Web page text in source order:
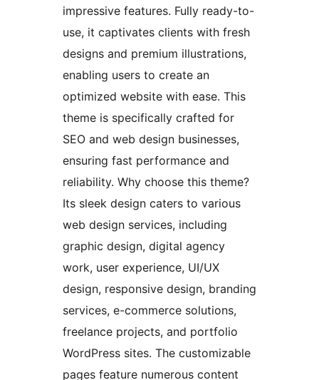
impressive features. Fully ready-to-
use, it captivates clients with fresh
designs and premium illustrations,
enabling users to create an
optimized website with ease. This
theme is specifically crafted for
SEO and web design businesses,
ensuring fast performance and
reliability. Why choose this theme?
Its sleek design caters to various
web design services, including
graphic design, digital agency
work, user experience, UI/UX
design, responsive design, branding
services, e-commerce solutions,
freelance projects, and portfolio
WordPress sites. The customizable
pages feature numerous content